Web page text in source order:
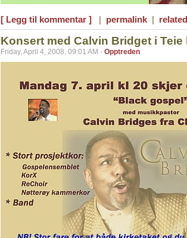
[ Legg til kommentar ] | permalink |
Konsert med Calvin Bridget i Teie
Friday, April 4, 2008, 09:01 AM - Opptreden